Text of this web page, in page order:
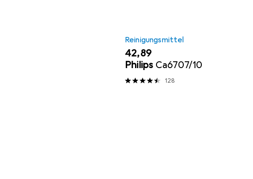
Reinigungsmittel
EUR
42,89
Philips Ca6707/10
128